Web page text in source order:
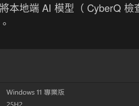
本地端 AI 模型（ CyberQ